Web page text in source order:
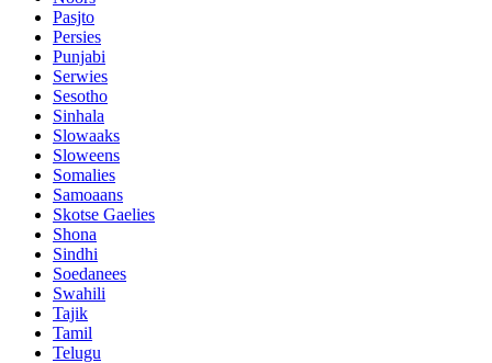
Pasjto
Persies
Punjabi
Serwies
Sesotho
Sinhala
Slowaaks
Sloweens
Somalies
Samoaans
Skotse Gaelies
Shona
Sindhi
Soedanees
Swahili
Tajik
Tamil
Telugu